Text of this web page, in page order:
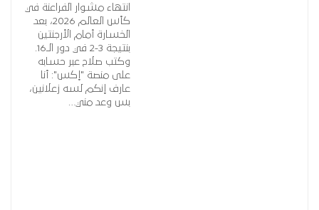
انتهاء مشوار الفراعنة في
كأس العالم 2026، بعد
الخسارة أمام الأرجنتين
وكتب صلاح عبر حسابه
على منصة "إكس": أنا
عارف إنكم لسه زعلانين،
بس وعد مني…